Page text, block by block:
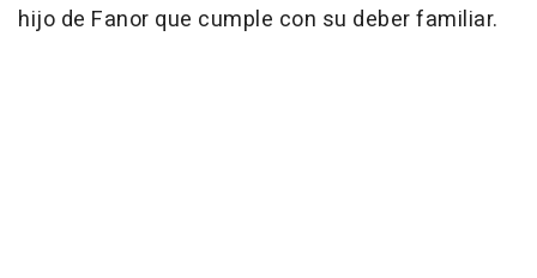
hijo de Fanor que cumple con su deber familiar.